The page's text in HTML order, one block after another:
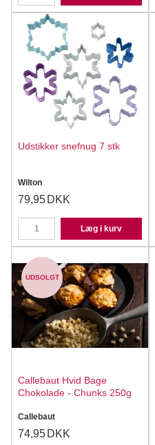
Udstikker snefnug 7 stk
Wilton
79,95 DKK
Læg i kurv
UDSOLGT
Callebaut Hvid Bage
Chokolade - Chunks 250g
Callebaut
74,95 DKK